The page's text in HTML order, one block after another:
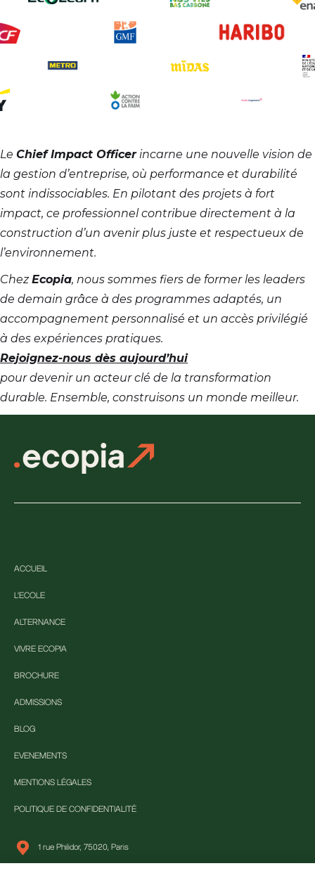
Le Chief Impact Officerincarne une nouvelle vision de
la gestion d’entreprise, où performance et durabilité
sont indissociables. En pilotant des projets à fort
impact, ce professionnel contribue directement à la
construction d’un avenir plus juste et respectueux de
l’environnement.
ChezEcopia, nous sommes fiers de former les leaders
de demain grâce à des programmes adaptés, un
accompagnement personnalisé et un accès privilégié
à des expériences pratiques.
Rejoignez-nous dès aujourd’hui
pour devenir un acteur clé de la transformation
durable. Ensemble, construisons un monde meilleur.
ACCUEIL
L'ECOLE
ALTERNANCE
VIVRE ECOPIA
BROCHURE
ADMISSIONS
BLOG
EVENEMENTS
MENTIONS LÉGALES
POLITIQUE DE CONFIDENTIALITÉ
1 rue Philidor, 75020, Paris